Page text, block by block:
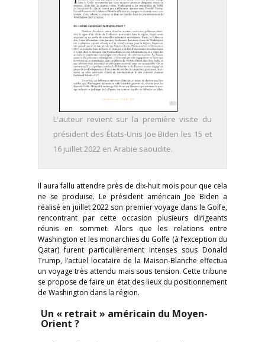
L'auteur revient sur la première visite du
président des États-Unis Joe Biden les 15 et
16 juillet 2022 en Arabie saoudite.
Il aura fallu attendre près de dix-huit mois pour que cela
ne se produise. Le président américain Joe Biden a
réalisé en juillet 2022 son premier voyage dans le Golfe,
rencontrant par cette occasion plusieurs dirigeants
réunis en sommet. Alors que les relations entre
Washington et les monarchies du Golfe (à l’exception du
Qatar) furent particulièrement intenses sous Donald
Trump, l’actuel locataire de la Maison-Blanche effectua
un voyage très attendu mais sous tension. Cette tribune
se propose de faire un état des lieux du positionnement
de Washington dans la région.
Un « retrait » américain du Moyen-
Orient ?